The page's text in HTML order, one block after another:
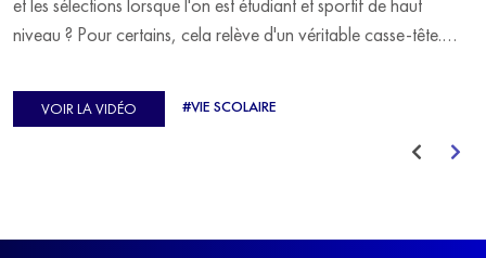
niveau ? Pour certains, cela relève d'un véritable casse-tête.
d'Europe de Horse-ball, qui a failli abandonner ses études
avant de trouver un nouvel équilibre.
VOIR LA VIDÉO #VIE SCOLAIRE